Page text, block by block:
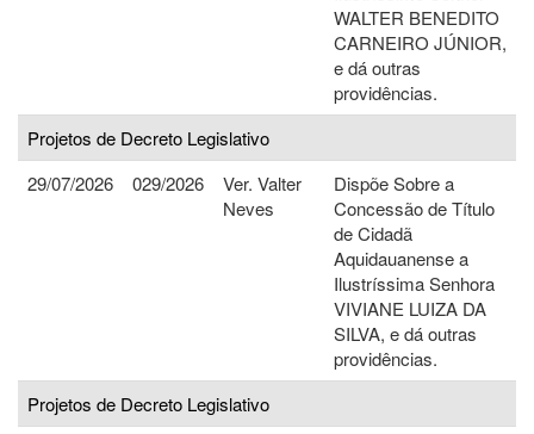
WALTER BENEDITO
CARNEIRO JÚNIOR,
e dá outras
providências.
Projetos de Decreto Legislativo
29/07/2026
029/2026
Ver. Valter
Neves
Dispõe Sobre a
Concessão de Título
de Cidadã
Aquidauanense a
Ilustríssima Senhora
VIVIANE LUIZA DA
SILVA, e dá outras
providências.
Projetos de Decreto Legislativo